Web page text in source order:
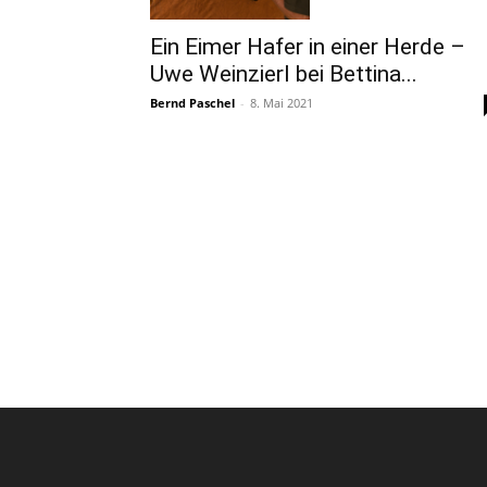
Ein Eimer Hafer in einer Herde –
Uwe Weinzierl bei Bettina...
Bernd Paschel - 8. Mai 2021